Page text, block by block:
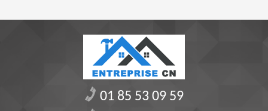
01 85 53 09 59